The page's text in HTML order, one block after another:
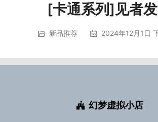
[卡通系列]见者
新品推荐 2024年12月1日
幻梦虚拟小店